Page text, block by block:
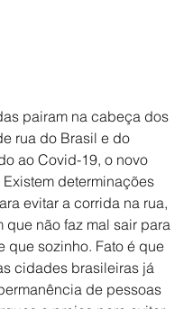
pairam na cabeça dos
rua do Brasil e do
ao Covid-19, o novo
determinações
evitar a corrida na rua,
que não faz mal sair para
que sozinho. Fato é que
cidades brasileiras já
de pessoas